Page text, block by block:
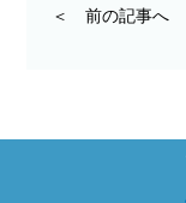
＜ 前の記事へ